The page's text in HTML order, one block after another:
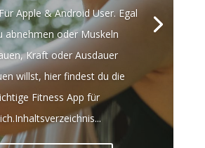
Apple & Android User. Egal
abnehmen oder Muskeln
Kraft oder Ausdauer
willst, hier findest du die
Fitness App für